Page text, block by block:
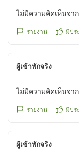
し不便さはありま
ら動物の足音が聞
い話になり、その
た。
追記:アメニティも
他の画像やクチコ
ไม่มีความคิดเห็นจา
รายงาน มีปร
ผู้เข้าพักจริง
ไม่มีความคิดเห็นจา
รายงาน มีปร
ผู้เข้าพักจริง